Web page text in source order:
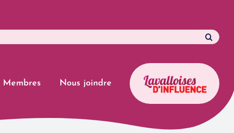
Membres Nous joindre
de travail